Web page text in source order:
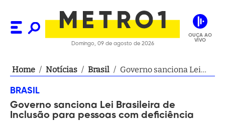
Domingo, 09 de agosto de 2026
OUÇA AO
VIVO
Home / Notícias / Brasil / Governo sanciona Lei
deficiência
BRASIL
Governo sanciona Lei Brasileira de
Inclusão para pessoas com deficiência